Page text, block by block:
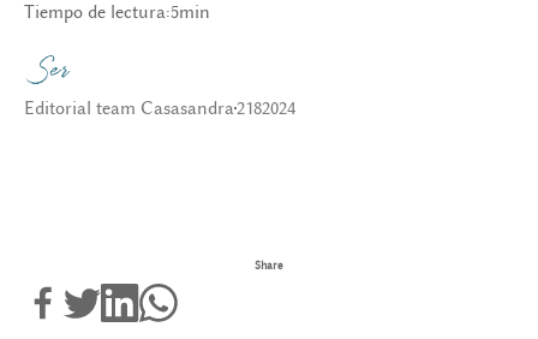
Tiempo de lectura:5min
Editorial team Casasandra2182024
Share